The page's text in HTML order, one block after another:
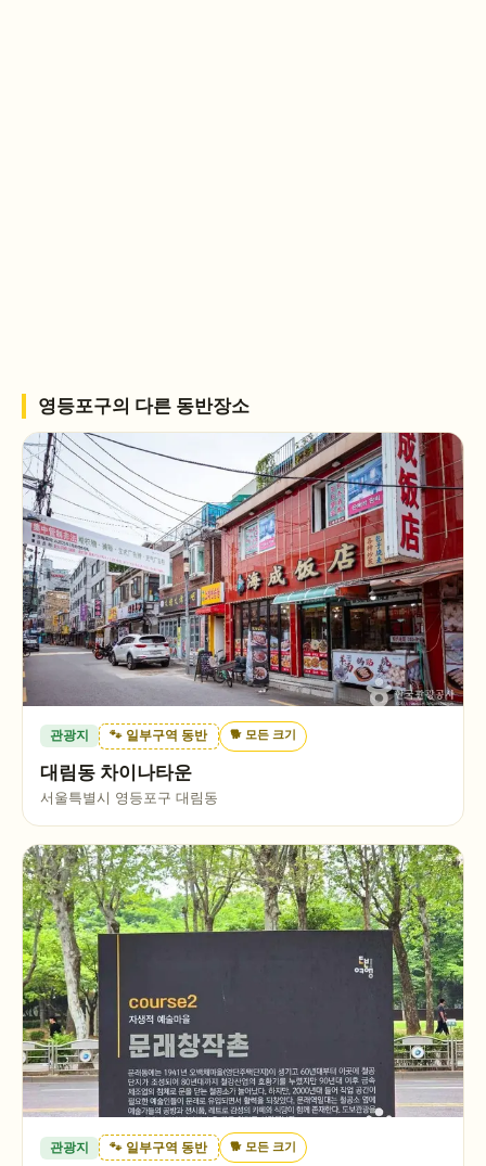
영등포구의 다른 동반장소
관광지 🐾 일부구역 동반 🐕 모든 크기
대림동 차이나타운
서울특별시 영등포구 대림동
관광지 🐾 일부구역 동반 🐕 모든 크기